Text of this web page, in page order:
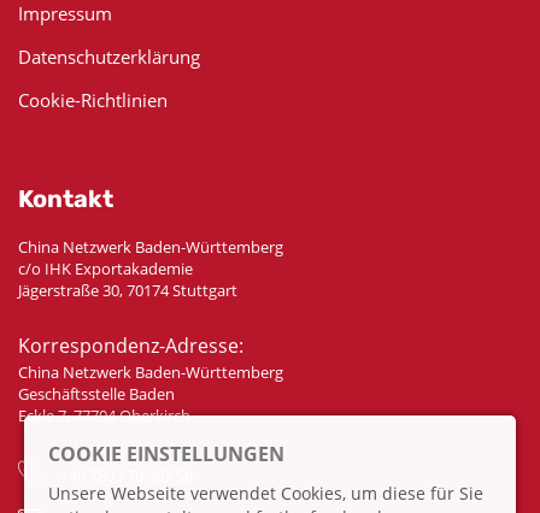
Impressum
Datenschutzerklärung
Cookie-Richtlinien
Kontakt
China Netzwerk Baden-Württemberg
c/o IHK Exportakademie
Jägerstraße 30, 70174 Stuttgart
Korrespondenz-Adresse:
China Netzwerk Baden-Württemberg
Geschäftsstelle Baden
Eckle 7, 77704 Oberkirch
COOKIE EINSTELLUNGEN
Unsere Webseite verwendet Cookies, um diese für Sie